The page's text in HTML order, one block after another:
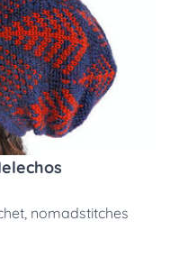
, nomadstitches